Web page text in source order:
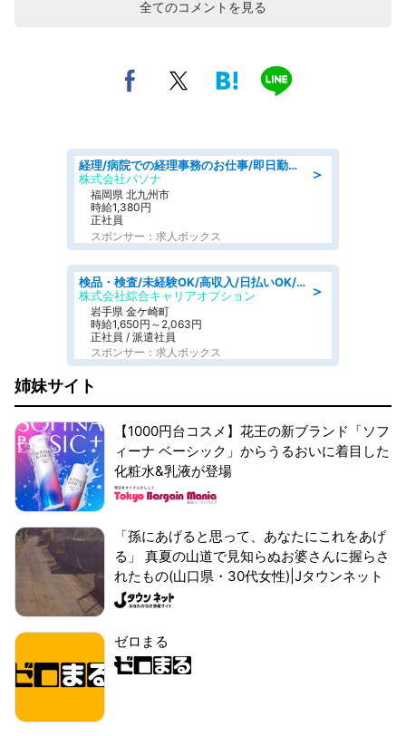
全てのコメントを見る
＞
経理/病院での経理事務のお仕事/即日勤務可/車通勤可/経理/一般事務
株式会社パソナ
福岡県 北九州市
時給1,380円
正社員
スポンサー：求人ボックス
＞
検品・検査/未経験OK/高収入/日払いOK/交替制/20・30・40代活躍中
株式会社綜合キャリアオプション
岩手県 金ケ崎町
時給1,650円～2,063円
正社員 / 派遣社員
スポンサー：求人ボックス
姉妹サイト
【1000円台コスメ】花王の新ブランド「ソフ
ィーナ ベーシック」からうるおいに着目した
化粧水&乳液が登場
「孫にあげると思って、あなたにこれをあげ
る」 真夏の山道で見知らぬお婆さんに握らさ
れたもの(山口県・30代女性)|Jタウンネット
ゼロまる